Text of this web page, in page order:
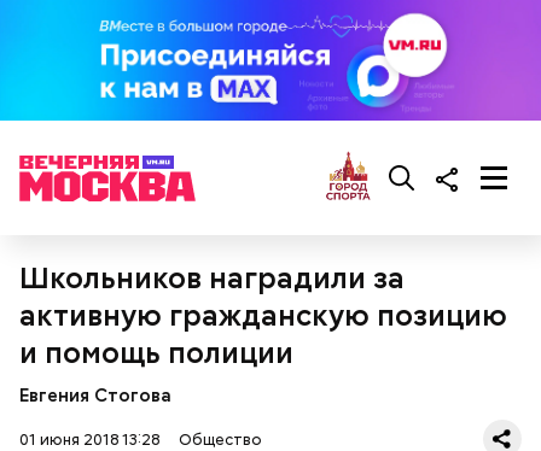
Школьников наградили за
активную гражданскую позицию
и помощь полиции
Евгения Стогова
01 июня 2018 13:28 Общество
О, всесвятый Николае, угодниче преизрядный
Господень, теплый наш заступниче, и везде в
300-400 г шампиньонов или других свежих
грибов;
3 ст. ложки фасоли;
по 1 моркови и репчатой луковице;
3 ст. ложки растительного масла;
зелень, черный молотый перец и соль по вкусу.